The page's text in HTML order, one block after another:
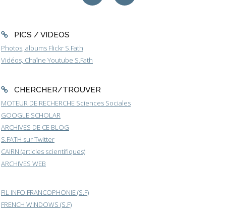
PICS / VIDEOS
Photos, albums Flickr S.Fath
Vidéos, Chaîne Youtube S.Fath
CHERCHER/TROUVER
MOTEUR DE RECHERCHE Sciences Sociales
GOOGLE SCHOLAR
ARCHIVES DE CE BLOG
S.FATH sur Twitter
CAIRN (articles scientifiques)
ARCHIVES WEB
FIL INFO FRANCOPHONIE (S.F)
FRENCH WINDOWS (S.F)